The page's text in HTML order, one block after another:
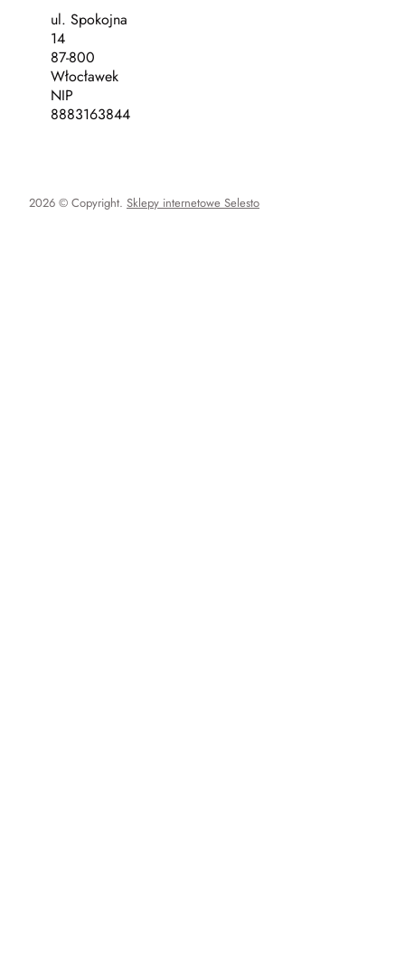
ul. Spokojna
14
87-800
Włocławek
NIP
8883163844
2026 © Copyright. Sklepy internetowe Selesto